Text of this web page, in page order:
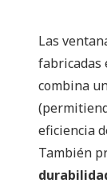
Las
fabricadas
combina
eficiencia
También